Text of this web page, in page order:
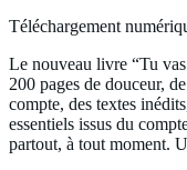
Téléchargement
Le nouveau livre “Tu
200 pages de douceur,
compte, des textes
essentiels issus du
partout, à tout moment.